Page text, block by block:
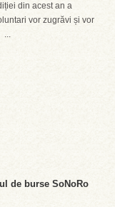
din acest an a
vor zugrăvi și vor
...
de burse SoNoRo